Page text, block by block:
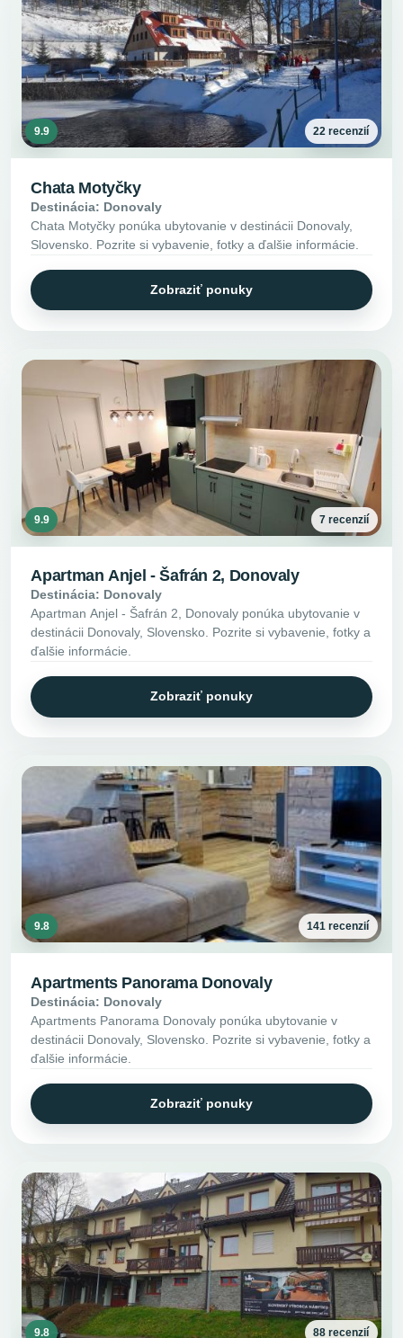
9.9 22 recenzií
Chata Motyčky
Destinácia: Donovaly
Chata Motyčky ponúka ubytovanie v destinácii Donovaly,
Slovensko. Pozrite si vybavenie, fotky a ďalšie informácie.
Zobraziť ponuky
9.9 7 recenzií
Apartman Anjel - Šafrán 2, Donovaly
Destinácia: Donovaly
Apartman Anjel - Šafrán 2, Donovaly ponúka ubytovanie v
destinácii Donovaly, Slovensko. Pozrite si vybavenie, fotky a
ďalšie informácie.
Zobraziť ponuky
9.8 141 recenzií
Apartments Panorama Donovaly
Destinácia: Donovaly
Apartments Panorama Donovaly ponúka ubytovanie v
destinácii Donovaly, Slovensko. Pozrite si vybavenie, fotky a
ďalšie informácie.
Zobraziť ponuky
9.8 88 recenzií